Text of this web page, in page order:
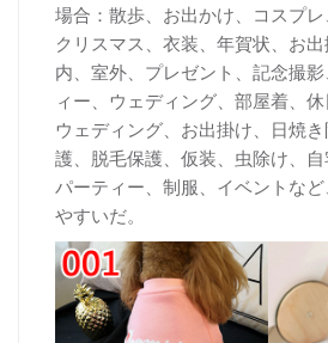
場合：散歩、お出かけ、コスプレ
クリスマス、衣装、年賀状、お
内、室外、プレゼント、記念撮
ィー、ウェディング、部屋着、休
ウェディング、お出掛け、日焼
護、脱毛保護、仮装、虫除け、
パーティー、制服、イベントな
やすいだ。